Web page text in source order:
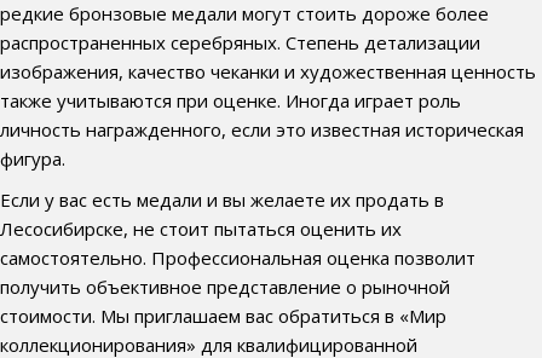
редкие бронзовые медали могут стоить дороже более
распространенных серебряных. Степень детализации
изображения, качество чеканки и художественная ценность
также учитываются при оценке. Иногда играет роль
личность награжденного, если это известная историческая
фигура.
Если у вас есть медали и вы желаете их продать в
Лесосибирске, не стоит пытаться оценить их
самостоятельно. Профессиональная оценка позволит
получить объективное представление о рыночной
стоимости. Мы приглашаем вас обратиться в «Мир
коллекционирования» для квалифицированной